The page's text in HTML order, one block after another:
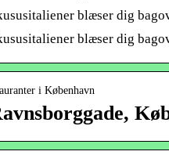
blæser dig
blæser dig
i København